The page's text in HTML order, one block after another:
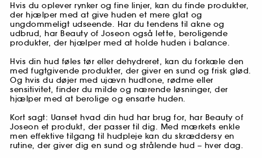
Hvis du oplever rynker og fine linjer, kan du finde produkter,
der hjælper med at give huden et mere glat og
ungdommeligt udseende. Har du tendens til akne og
udbrud, har Beauty of Joseon også lette, beroligende
produkter, der hjælper med at holde huden i balance.
Hvis din hud føles tør eller dehydreret, kan du forkæle den
med fugtgivende produkter, der giver en sund og frisk glød.
Og hvis du døjer med ujævn hudtone, rødme eller
sensitivitet, finder du milde og nærende løsninger, der
hjælper med at berolige og ensarte huden.
Kort sagt: Uanset hvad din hud har brug for, har Beauty of
Joseon et produkt, der passer til dig. Med mærkets enkle
men effektive tilgang til hudpleje kan du skræddersy en
rutine, der giver dig en sund og strålende hud – hver dag.